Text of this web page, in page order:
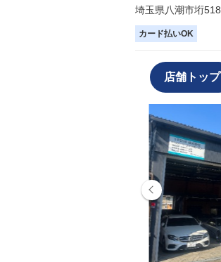
埼玉県八潮市垳518
カード払いOK
店舗トップ